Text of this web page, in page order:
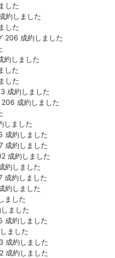
した
約しました
した
206 成約しました
約しました
した
した
成約しました
成約しました
しました
成約しました
成約しました
成約しました
約しました
成約しました
約しました
ました
ました
成約しました
ました
成約しました
成約しました